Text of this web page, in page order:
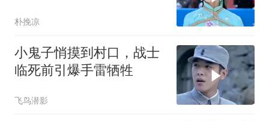
朴挽凉
小鬼子悄摸到村口，战士
临死前引爆手雷牺牲
飞鸟潜影